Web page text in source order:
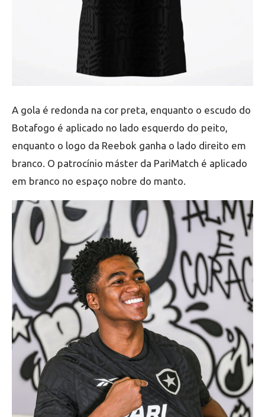
A gola é redonda na cor preta, enquanto o escudo do
Botafogo é aplicado no lado esquerdo do peito,
enquanto o logo da Reebok ganha o lado direito em
branco. O patrocínio máster da PariMatch é aplicado
em branco no espaço nobre do manto.